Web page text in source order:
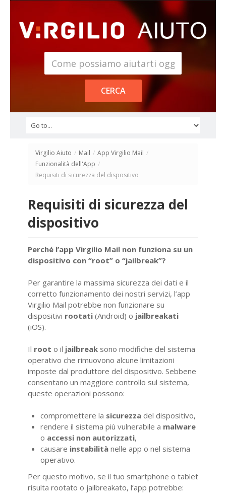
Virgilio Aiuto / Mail / App Virgilio Mail /
Funzionalità dell'App /
Requisiti di sicurezza del dispositivo
Requisiti di sicurezza del
dispositivo
Perché l’app Virgilio Mail non funziona su un
dispositivo con “root” o “jailbreak”?
Per garantire la massima sicurezza dei dati e il
corretto funzionamento dei nostri servizi, l’app
Virgilio Mail potrebbe non funzionare su
dispositivi rootati (Android) o jailbreakati
(iOS).
Il root o il jailbreak sono modifiche del sistema
operativo che rimuovono alcune limitazioni
imposte dal produttore del dispositivo. Sebbene
consentano un maggiore controllo sul sistema,
queste operazioni possono:
compromettere la sicurezza del dispositivo,
rendere il sistema più vulnerabile a malware
o accessi non autorizzati,
causare instabilità nelle app o nel sistema
operativo.
Per questo motivo, se il tuo smartphone o tablet
risulta rootato o jailbreakato, l’app potrebbe: